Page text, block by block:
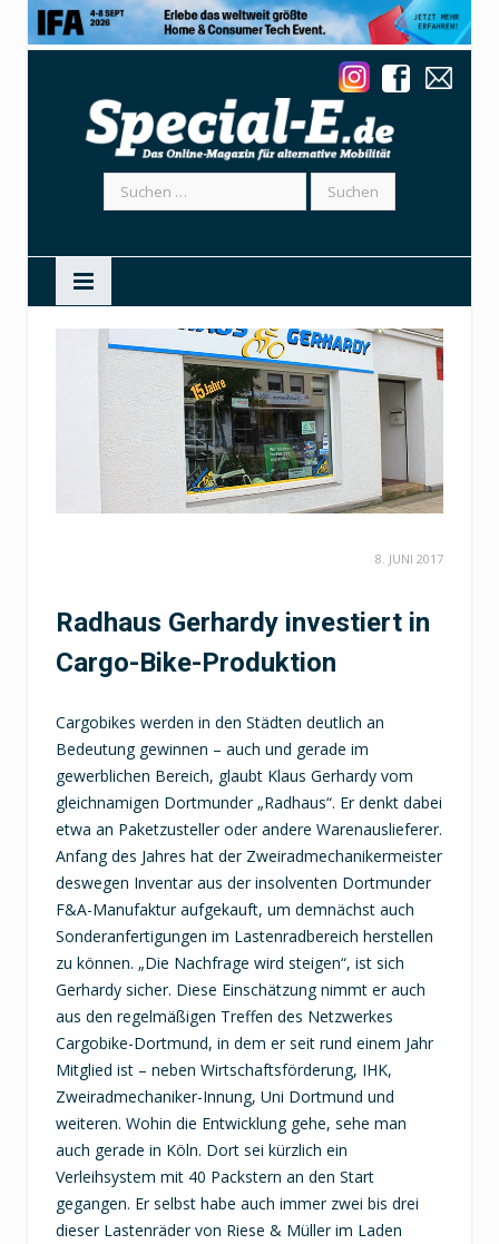
Suchen
nach:
8. JUNI 2017
Radhaus Gerhardy investiert in
Cargo-Bike-Produktion
Cargobikes werden in den Städten deutlich an
Bedeutung gewinnen – auch und gerade im
gewerblichen Bereich, glaubt Klaus Gerhardy vom
gleichnamigen Dortmunder „Radhaus“. Er denkt dabei
etwa an Paketzusteller oder andere Warenauslieferer.
Anfang des Jahres hat der Zweiradmechanikermeister
deswegen Inventar aus der insolventen Dortmunder
F&A-Manufaktur aufgekauft, um demnächst auch
Sonderanfertigungen im Lastenradbereich herstellen
zu können. „Die Nachfrage wird steigen“, ist sich
Gerhardy sicher. Diese Einschätzung nimmt er auch
aus den regelmäßigen Treffen des Netzwerkes
Cargobike-Dortmund, in dem er seit rund einem Jahr
Mitglied ist – neben Wirtschaftsförderung, IHK,
Zweiradmechaniker-Innung, Uni Dortmund und
weiteren. Wohin die Entwicklung gehe, sehe man
auch gerade in Köln. Dort sei kürzlich ein
Verleihsystem mit 40 Packstern an den Start
gegangen. Er selbst habe auch immer zwei bis drei
dieser Lastenräder von Riese & Müller im Laden